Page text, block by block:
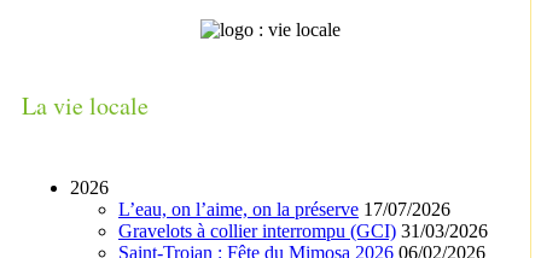
La vie locale
2026
L’eau, on l’aime, on la préserve 17/07/2026
Gravelots à collier interrompu (GCI) 31/03/2026
Saint-Trojan : Fête du Mimosa 2026 06/02/2026